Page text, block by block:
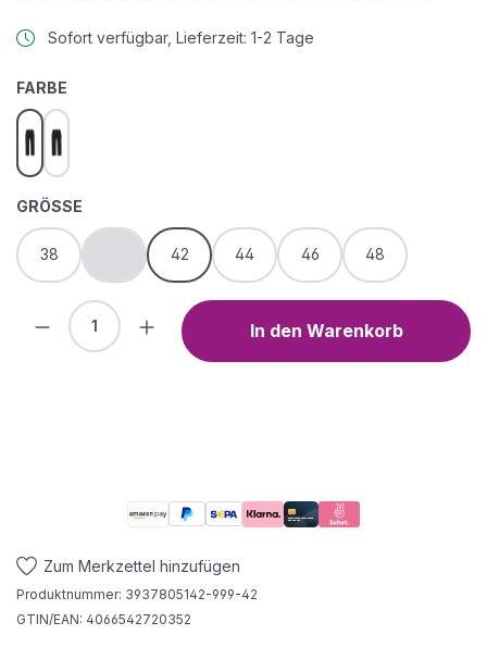
Sofort verfügbar, Lieferzeit: 1-2 Tage
FARBE
blackblack-2
GRÖSSE
38
(Diese Option ist zurzeit nicht verfügbar.)
42 44 46 48
Produkt Anzahl: Gib den gewünschten
In den Warenkorb
Zum Merkzettel hinzufügen
Produktnummer: 3937805142-999-42
GTIN/EAN: 4066542720352